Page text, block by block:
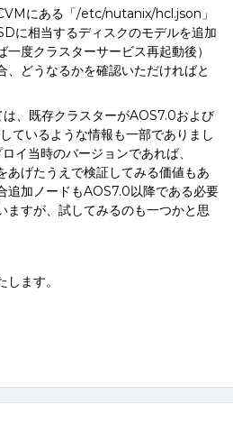
にある「/etc/nutanix/hcl.json」
に相当するディスクのモデルを追加
度クラスターサービス再起動後）
、どうなるかを確認いただければと
、既存クラスターがAOS7.0および
ているような情報も一部でありまし
イ当時のバージョンであれば、
げたうえで検証してみる価値もあ
追加ノードもAOS7.0以降である必要
ますが、試してみるのも一つかと思
ます。